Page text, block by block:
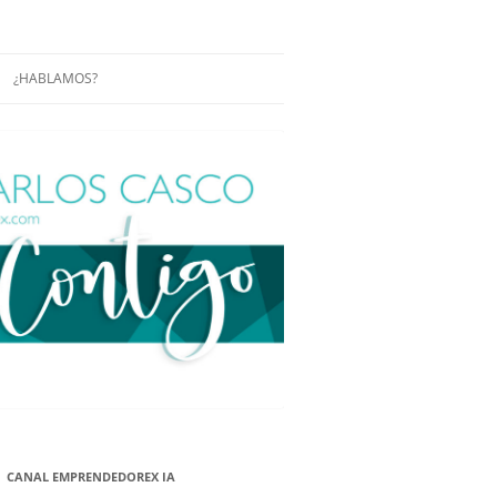
EN
DE
NUEVA
¿HABLAMOS?
CONÓCENOS UN POCO MÁS
CANAL EMPRENDEDOREX IA